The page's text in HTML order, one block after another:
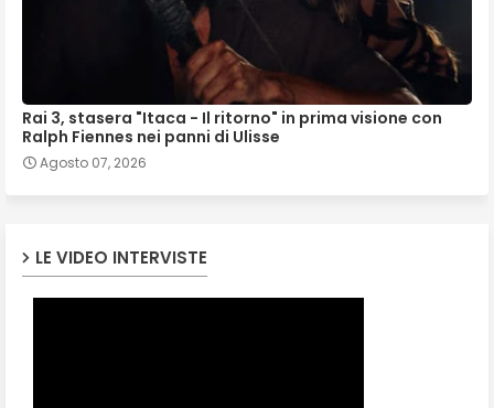
Rai 3, stasera "Itaca - Il ritorno" in prima visione con
Ralph Fiennes nei panni di Ulisse
Agosto 07, 2026
LE VIDEO INTERVISTE